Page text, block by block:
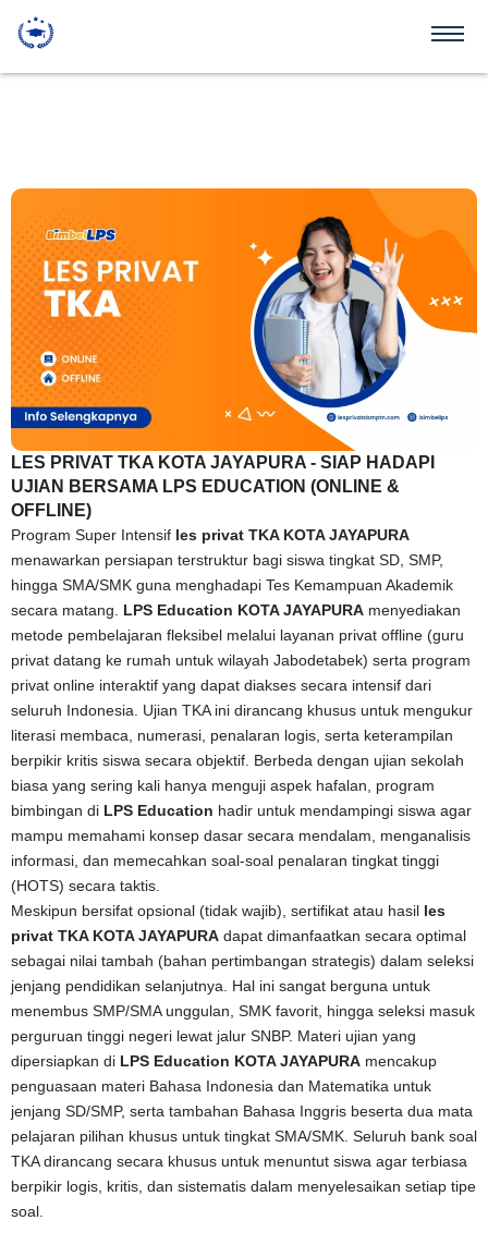
LES PRIVAT TKA KOTA JAYAPURA - SIAP HADAPI
UJIAN BERSAMA LPS EDUCATION (ONLINE &
OFFLINE)
Program Super Intensif les privat TKA KOTA JAYAPURA
menawarkan persiapan terstruktur bagi siswa tingkat SD, SMP,
hingga SMA/SMK guna menghadapi Tes Kemampuan Akademik
secara matang. LPS Education KOTA JAYAPURA menyediakan
metode pembelajaran fleksibel melalui layanan privat offline (guru
privat datang ke rumah untuk wilayah Jabodetabek) serta program
privat online interaktif yang dapat diakses secara intensif dari
seluruh Indonesia. Ujian TKA ini dirancang khusus untuk mengukur
literasi membaca, numerasi, penalaran logis, serta keterampilan
berpikir kritis siswa secara objektif. Berbeda dengan ujian sekolah
biasa yang sering kali hanya menguji aspek hafalan, program
bimbingan di LPS Education hadir untuk mendampingi siswa agar
mampu memahami konsep dasar secara mendalam, menganalisis
informasi, dan memecahkan soal-soal penalaran tingkat tinggi
(HOTS) secara taktis.
Meskipun bersifat opsional (tidak wajib), sertifikat atau hasil les
privat TKA KOTA JAYAPURA dapat dimanfaatkan secara optimal
sebagai nilai tambah (bahan pertimbangan strategis) dalam seleksi
jenjang pendidikan selanjutnya. Hal ini sangat berguna untuk
menembus SMP/SMA unggulan, SMK favorit, hingga seleksi masuk
perguruan tinggi negeri lewat jalur SNBP. Materi ujian yang
dipersiapkan di LPS Education KOTA JAYAPURA mencakup
penguasaan materi Bahasa Indonesia dan Matematika untuk
jenjang SD/SMP, serta tambahan Bahasa Inggris beserta dua mata
pelajaran pilihan khusus untuk tingkat SMA/SMK. Seluruh bank soal
TKA dirancang secara khusus untuk menuntut siswa agar terbiasa
berpikir logis, kritis, dan sistematis dalam menyelesaikan setiap tipe
soal.